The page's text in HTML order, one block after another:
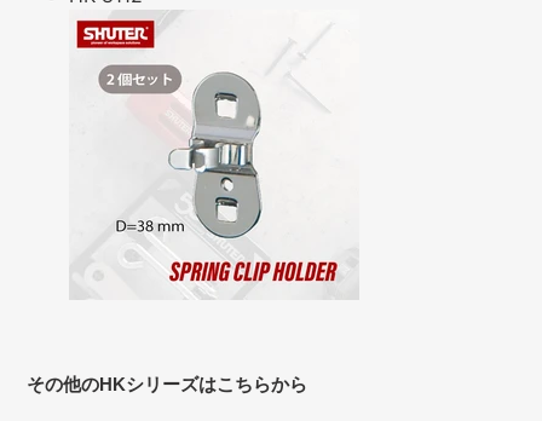
その他のHKシリーズはこちらから